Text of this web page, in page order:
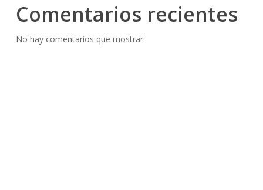
Comentarios recientes
No hay comentarios que mostrar.